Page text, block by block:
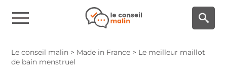
Le conseil malin > Made in France > Le meilleur maillot
de bain menstruel